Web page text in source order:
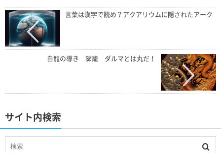
言葉は漢字で読め？アクアリウムに隠されたアーク
白龍の導き 篩籠 ダルマとは丸だ！
サイト内検索